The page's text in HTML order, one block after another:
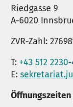
Riedgasse 9
A-6020
ZVR-Zahl:
T: +43 512
E: